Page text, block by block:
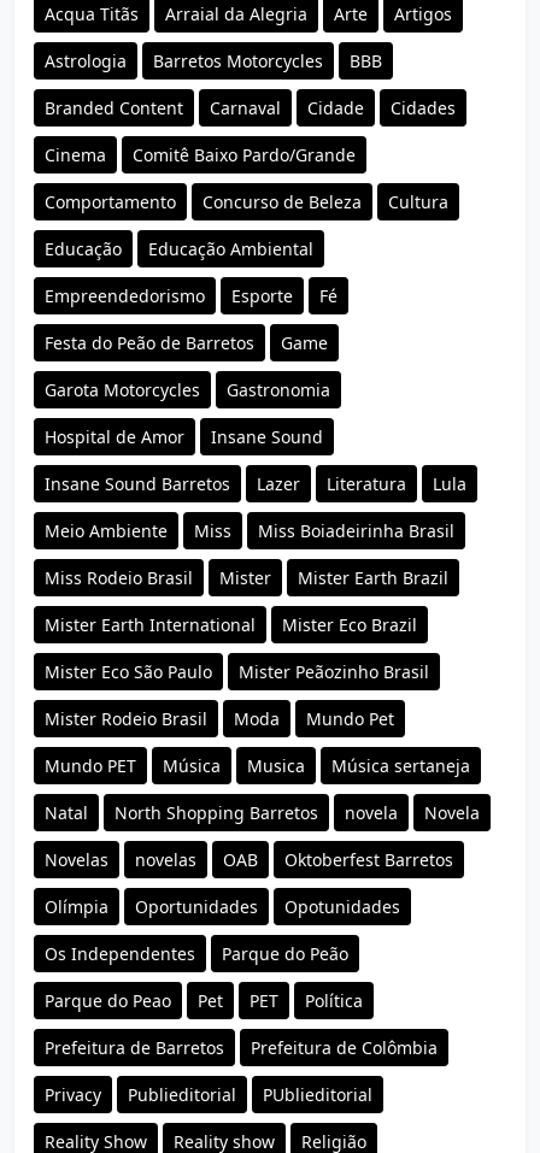
Acqua Titãs Arraial da Alegria Arte Artigos
Astrologia Barretos Motorcycles BBB
Branded Content Carnaval Cidade Cidades
Cinema Comitê Baixo Pardo/Grande
Comportamento Concurso de Beleza Cultura
Educação Educação Ambiental
Empreendedorismo Esporte Fé
Festa do Peão de Barretos Game
Garota Motorcycles Gastronomia
Hospital de Amor Insane Sound
Insane Sound Barretos Lazer Literatura Lula
Meio Ambiente Miss Miss Boiadeirinha Brasil
Miss Rodeio Brasil Mister Mister Earth Brazil
Mister Earth International Mister Eco Brazil
Mister Eco São Paulo Mister Peãozinho Brasil
Mister Rodeio Brasil Moda Mundo Pet
Mundo PET Música Musica Música sertaneja
Natal North Shopping Barretos novela Novela
Novelas novelas OAB Oktoberfest Barretos
Olímpia Oportunidades Opotunidades
Os Independentes Parque do Peão
Parque do Peao Pet PET Política
Prefeitura de Barretos Prefeitura de Colômbia
Privacy Publieditorial PUblieditorial
Reality Show Reality show Religião